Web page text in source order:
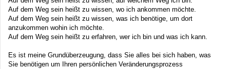
Auf dem Weg sein heißt zu wissen, wo ich ankommen möchte.
Auf dem Weg sein heißt zu wissen, was ich benötige, um dort
anzukommen wohin ich möchte.
Auf dem Weg sein heißt zu erfahren, wer ich bin und was ich kann.
Es ist meine Grundüberzeugung, dass Sie alles bei sich haben, was
Sie benötigen um Ihren persönlichen Veränderungsprozess